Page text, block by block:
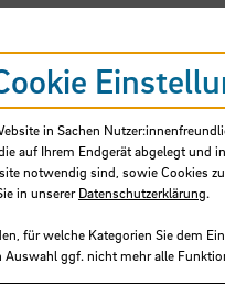
Deutsch
Fakultät
Nein
in Sachen
auf Ihrem Endgerät abgelegt und
notwendig sind, sowie Cookies
in unsererDatenschutzerklärung.
für welche Kategorien Sie dem
Auswahl ggf. nicht mehr alle